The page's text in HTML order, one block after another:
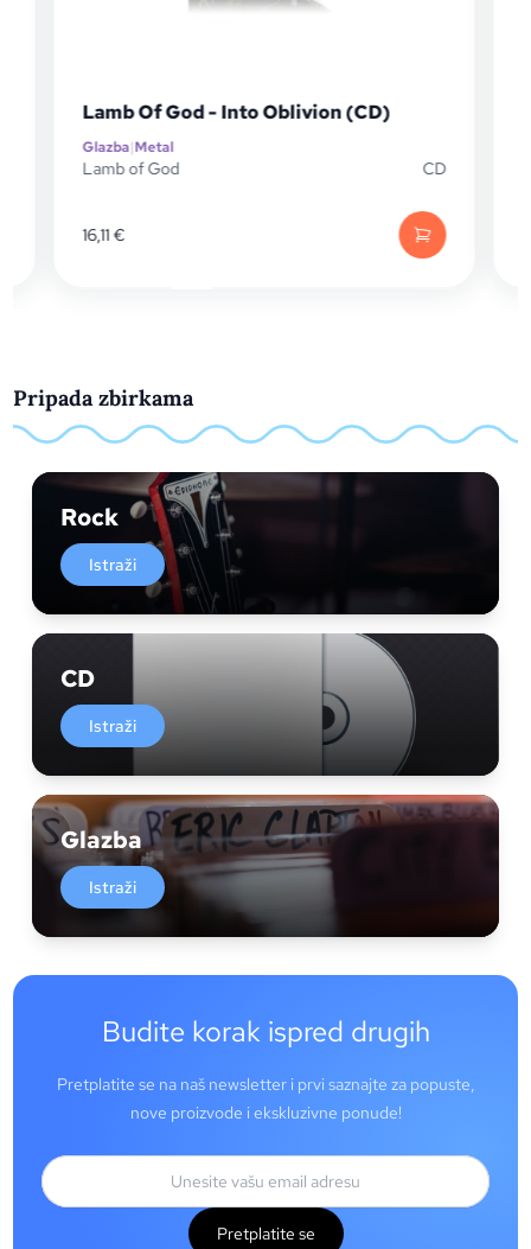
Lamb Of God - Into Oblivion (CD)
Glazba|Metal
Lamb of God CD
16,11€
Pripada zbirkama
Rock
Istraži
CD
Istraži
Glazba
Istraži
Budite korak ispred drugih
Pretplatite se na naš newsletter i prvi saznajte za popuste,
nove proizvode i ekskluzivne ponude!
Pretplatite se